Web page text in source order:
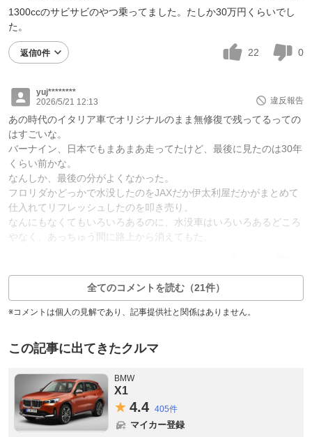
1300ccのサビサビのやつ乗ってました。たしか30万円くらいでし
た。
返信0件 22 0
yuj********
2026/5/21 12:13
違反報告
あの時代のイタリア車でオリジナルのまま無修復で残ってるっての
はすごいな。
バーナイン、日本でもまあまあ走ってたけど、最後に見たのは30年
くらい前かな。
なんしか、最後の分がよくなかった。
フロリダかどっかで水没したのをJAXだか伊太利屋だかがまとめて
仕入れてリフレッシュしたのを叩き売り。
なんにもなくてもいろいろあるのに、水没車はいろいろあるどころ
やなく、あっちゅう間に路上から消えてもた。
全てのコメントを読む（21件）
※コメントは個人の見解であり、記事提供社と関係はありません。
この記事に出てきたクルマ
BMW
X1
4.4 405件
マイカー登録